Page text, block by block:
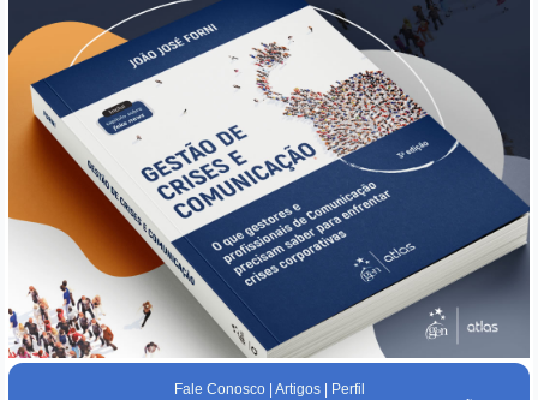
Fale Conosco| Artigos|
Perfil